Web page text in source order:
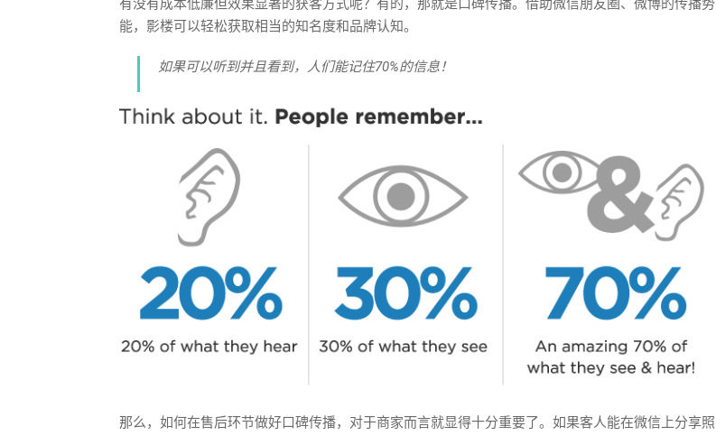
能，影楼可以轻松获取相当的知名度和品牌认知。
如果可以听到并且看到，人们能记住70%的信息！
那么，如何在售后环节做好口碑传播，对于商家而言就显得十分重要了。如果客人能在微信上分享照